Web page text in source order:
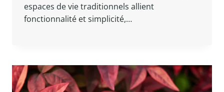
espaces de vie traditionnels allient
fonctionnalité et simplicité,…